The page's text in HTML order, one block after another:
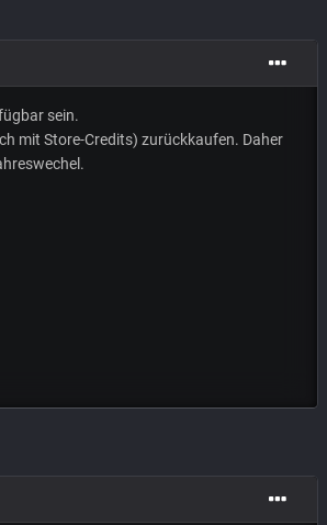
sein.
mit Store-Credits) zurückkaufen. Daher